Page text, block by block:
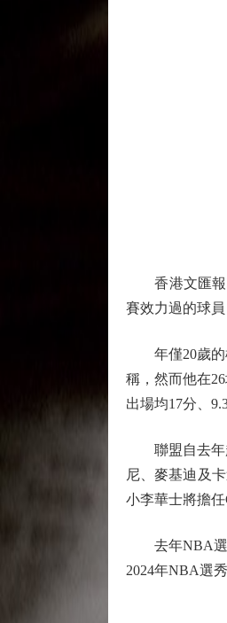
香港文匯報訊
賽效力過的球
年僅20歲的楊
稱，然而他在
出場均17分、
聯盟自去年起
尼、麥基迪及
小李華士將擔任
去年NBA選秀
2024年NBA選